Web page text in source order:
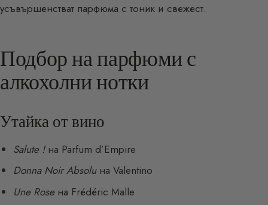
усъвършенстват парфюма с тоник и свежест.
Подбор на парфюми с
алкохолни нотки
Утайка от вино
Salute !на Parfum d’Empire
Donna Noir Absoluна Valentino
Une Roseна Frédéric Malle